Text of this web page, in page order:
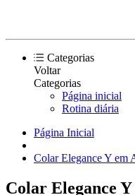
Categorias
Voltar
Categorias
Página inicial
Rotina diária
Página Inicial
Colar Elegance Y em
Colar Elegance